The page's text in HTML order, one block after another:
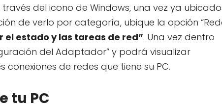
del icono de Windows, una vez ya
de verlo por categoría, ubique la opción
el estado y las tareas de red”. Una vez dentro
del Adaptador” y podrá visualizar
de redes que tiene su PC.
tu PC